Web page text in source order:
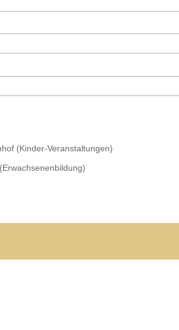
(Kinder-Veranstaltungen)